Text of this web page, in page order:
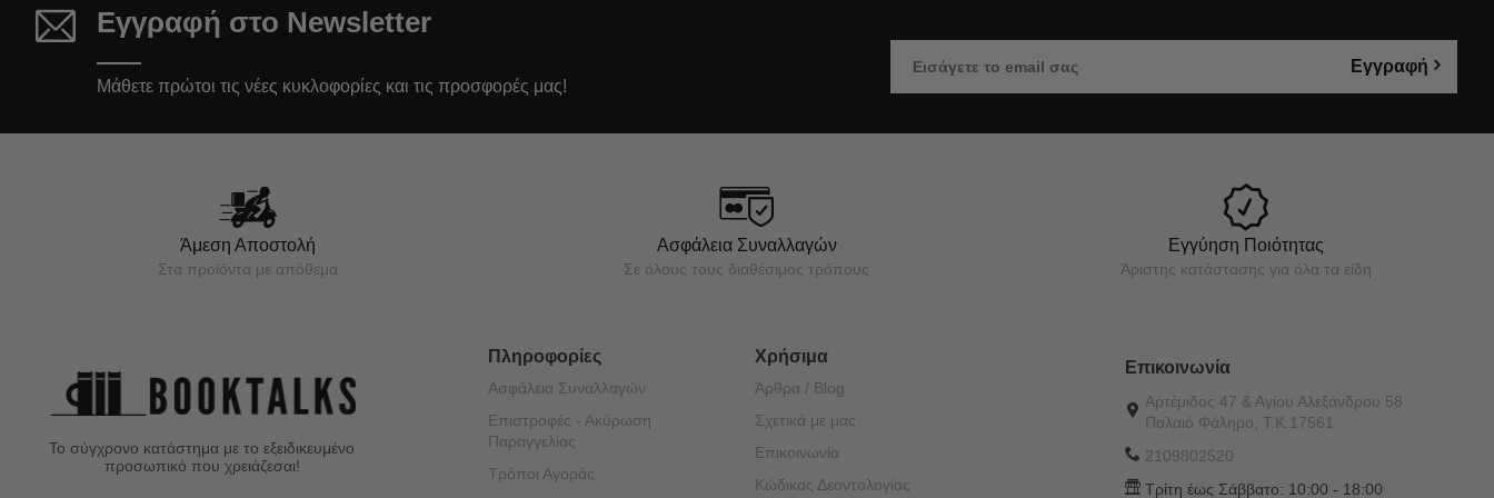
Εγγραφή στο Newsletter
Μάθετε πρώτοι τις νέες κυκλοφορίες και τις προσφορές μας!
Εγγραφή
Άμεση Αποστολή
Στα προϊόντα με απόθεμα
Ασφάλεια Συναλλαγών
Σε όλους τους διαθέσιμος τρόπους
Εγγύηση Ποιότητας
Άριστης κατάστασης για όλα τα είδη
Το σύγχρονο κατάστημα με το εξειδικευμένο
προσωπικό που χρειάζεσαι!
Πληροφορίες
Ασφάλεια Συναλλαγών
Επιστροφές - Ακύρωση
Παραγγελίας
Τρόποι Αγοράς
Χρήσιμα
Άρθρα / Blog
Σχετικά με μας
Επικοινωνία
Κώδικας Δεοντολογίας
Επικοινωνία
Αρτέμιδος 47 & Αγίου Αλεξάνδρου 58
Παλαιό Φάληρο, Τ.Κ.17561
2109802520
Τρίτη έως Σάββατο: 10:00 - 18:00